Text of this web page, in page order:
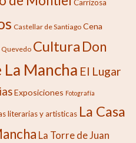
Carrizosa
Castellar de Santiago Cena
Quevedo Cultura Don
La Mancha El Lugar
Exposiciones Fotografía
literarias y artisticas La Casa
La Torre de Juan